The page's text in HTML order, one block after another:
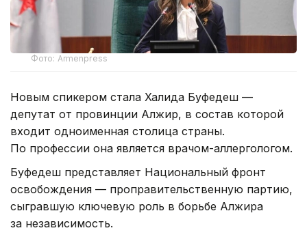
Фото: Armenpress
Новым спикером стала Халида Буфедеш —
депутат от провинции Алжир, в состав которой
входит одноименная столица страны.
По профессии она является врачом-аллергологом.
Буфедеш представляет Национальный фронт
освобождения — проправительственную партию,
сыгравшую ключевую роль в борьбе Алжира
за независимость.